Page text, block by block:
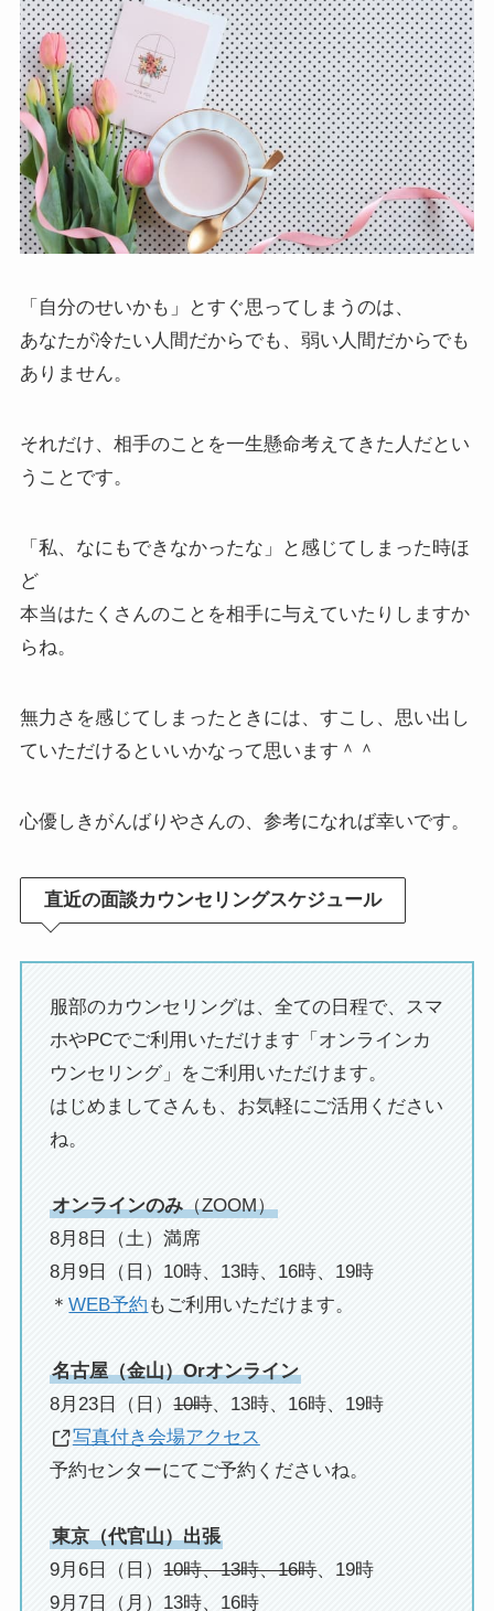
「自分のせいかも」とすぐ思ってしまうのは、
あなたが冷たい人間だからでも、弱い人間だからでも
ありません。
それだけ、相手のことを一生懸命考えてきた人だとい
うことです。
「私、なにもできなかったな」と感じてしまった時ほ
ど
本当はたくさんのことを相手に与えていたりしますか
らね。
無力さを感じてしまったときには、すこし、思い出し
ていただけるといいかなって思います＾＾
心優しきがんばりやさんの、参考になれば幸いです。
直近の面談カウンセリングスケジュール
服部のカウンセリングは、全ての日程で、スマ
ホやPCでご利用いただけます「オンラインカ
ウンセリング」をご利用いただけます。
はじめましてさんも、お気軽にご活用ください
ね。
オンラインのみ（ZOOM）
8月8日（土）満席
8月9日（日）10時、13時、16時、19時
＊WEB予約 もご利用いただけます。
名古屋（金山）Orオンライン
8月23日（日）10時、13時、16時、19時
写真付き会場アクセス
予約センターにてご予約くださいね。
東京（代官山）出張
9月6日（日）10時、13時、16時、19時
9月7日（月）13時、16時